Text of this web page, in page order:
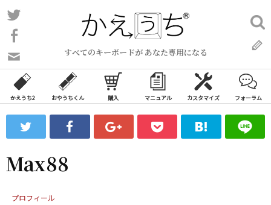
コ
ン
ン
ツ
ス
ッ
プ
すべてのキーボードが あなた専用になる
い
合
わ
フ
ォ
ム
検
索:
かえうち2 おやうちくん 購入 マニュアル カスタマイズ フォーラム
Max88
プロフィール